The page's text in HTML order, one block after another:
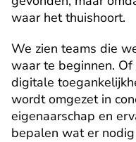
waar het thuishoort.
We zien teams die
waar te beginnen.
digitale
wordt omgezet in
eigenaarschap en
bepalen wat er